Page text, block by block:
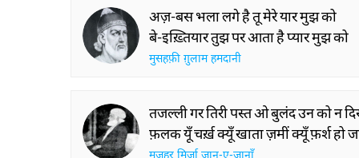
अज़-बस भला लगे है तू मेरे यार मुझ को
बे-इख़्तियार तुझ पर आता है प्यार मुझ को
मुसहफ़ी ग़ुलाम हमदानी
तजल्ली गर तिरी पस्त ओ बुलंद उन को न
फ़लक यूँ चर्ख़ क्यूँ खाता ज़मीं क्यूँ फ़र्श हो